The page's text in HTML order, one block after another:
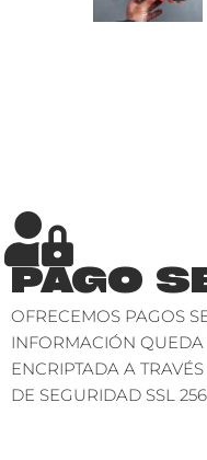
PAGO
OFRECEMOS PAGOS
INFORMACIÓN QUEDA
ENCRIPTADA A
DE SEGURIDAD SSL 256